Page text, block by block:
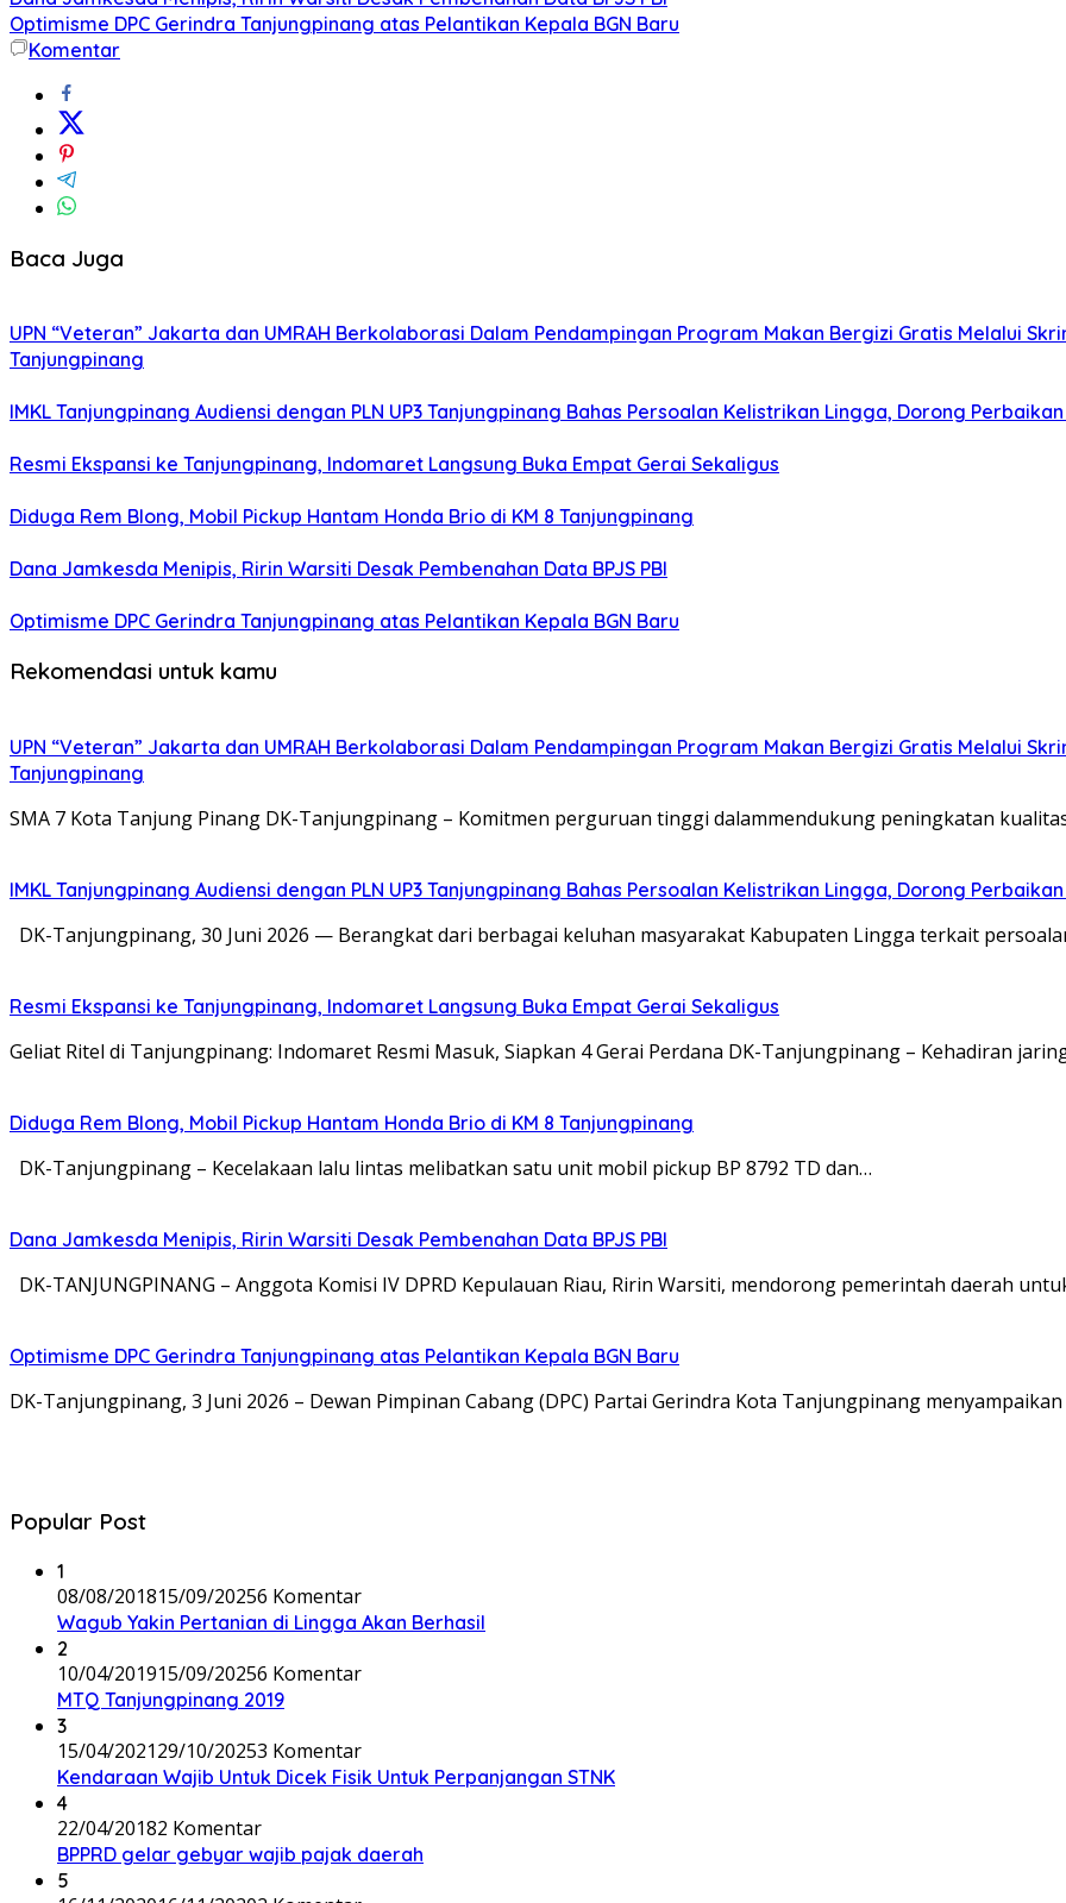
Optimisme DPC Gerindra Tanjungpinang atas Pelantikan Kepala BGN Baru
Komentar
Baca Juga
UPN “Veteran” Jakarta dan UMRAH Berkolaborasi Dalam Pendampingan Program Makan Bergizi Gratis Melalui
Tanjungpinang
IMKL Tanjungpinang Audiensi dengan PLN UP3 Tanjungpinang Bahas Persoalan Kelistrikan Lingga, Dorong
Resmi Ekspansi ke Tanjungpinang, Indomaret Langsung Buka Empat Gerai Sekaligus
Diduga Rem Blong, Mobil Pickup Hantam Honda Brio di KM 8 Tanjungpinang
Dana Jamkesda Menipis, Ririn Warsiti Desak Pembenahan Data BPJS PBI
Optimisme DPC Gerindra Tanjungpinang atas Pelantikan Kepala BGN Baru
Rekomendasi untuk kamu
UPN “Veteran” Jakarta dan UMRAH Berkolaborasi Dalam Pendampingan Program Makan Bergizi Gratis Melalui
Tanjungpinang
SMA 7 Kota Tanjung Pinang DK-Tanjungpinang – Komitmen perguruan tinggi dalammendukung peningkatan
IMKL Tanjungpinang Audiensi dengan PLN UP3 Tanjungpinang Bahas Persoalan Kelistrikan Lingga, Dorong
DK-Tanjungpinang, 30 Juni 2026 — Berangkat dari berbagai keluhan masyarakat Kabupaten Lingga terkait
Resmi Ekspansi ke Tanjungpinang, Indomaret Langsung Buka Empat Gerai Sekaligus
Geliat Ritel di Tanjungpinang: Indomaret Resmi Masuk, Siapkan 4 Gerai Perdana DK-Tanjungpinang – Kehadiran
Diduga Rem Blong, Mobil Pickup Hantam Honda Brio di KM 8 Tanjungpinang
DK-Tanjungpinang – Kecelakaan lalu lintas melibatkan satu unit mobil pickup BP 8792 TD dan…
Dana Jamkesda Menipis, Ririn Warsiti Desak Pembenahan Data BPJS PBI
DK-TANJUNGPINANG – Anggota Komisi IV DPRD Kepulauan Riau, Ririn Warsiti, mendorong pemerintah daerah
Optimisme DPC Gerindra Tanjungpinang atas Pelantikan Kepala BGN Baru
DK-Tanjungpinang, 3 Juni 2026 – Dewan Pimpinan Cabang (DPC) Partai Gerindra Kota Tanjungpinang
Popular Post
1
08/08/201815/09/20256 Komentar
Wagub Yakin Pertanian di Lingga Akan Berhasil
2
10/04/201915/09/20256 Komentar
MTQ Tanjungpinang 2019
3
15/04/202129/10/20253 Komentar
Kendaraan Wajib Untuk Dicek Fisik Untuk Perpanjangan STNK
4
22/04/20182 Komentar
BPPRD gelar gebyar wajib pajak daerah
5